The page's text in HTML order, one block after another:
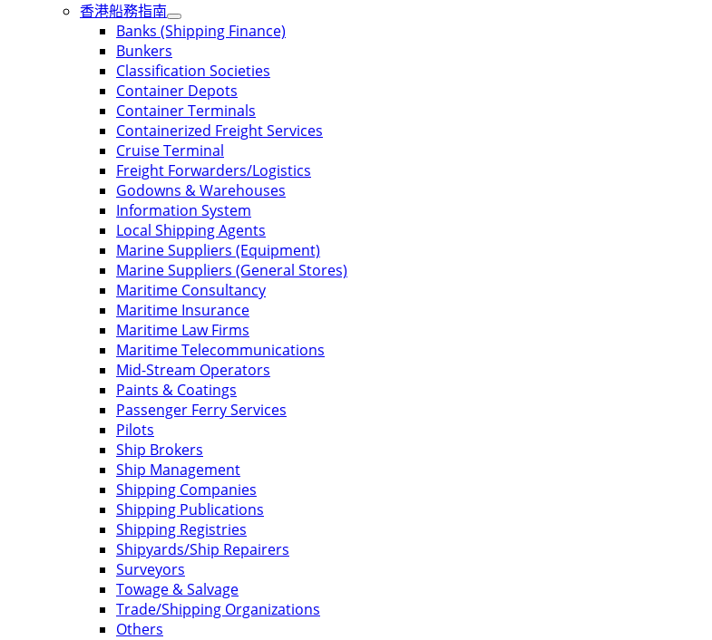
香港船務指南
Banks (Shipping Finance)
Bunkers
Classification Societies
Container Depots
Container Terminals
Containerized Freight Services
Cruise Terminal
Freight Forwarders/Logistics
Godowns & Warehouses
Information System
Local Shipping Agents
Marine Suppliers (Equipment)
Marine Suppliers (General Stores)
Maritime Consultancy
Maritime Insurance
Maritime Law Firms
Maritime Telecommunications
Mid-Stream Operators
Paints & Coatings
Passenger Ferry Services
Pilots
Ship Brokers
Ship Management
Shipping Companies
Shipping Publications
Shipping Registries
Shipyards/Ship Repairers
Surveyors
Towage & Salvage
Trade/Shipping Organizations
Others